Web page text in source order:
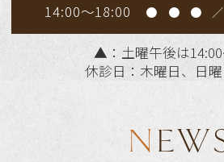
14:00～18:00 ● ● ● ／
▲ ：土曜午後は
休診日：木曜日、日